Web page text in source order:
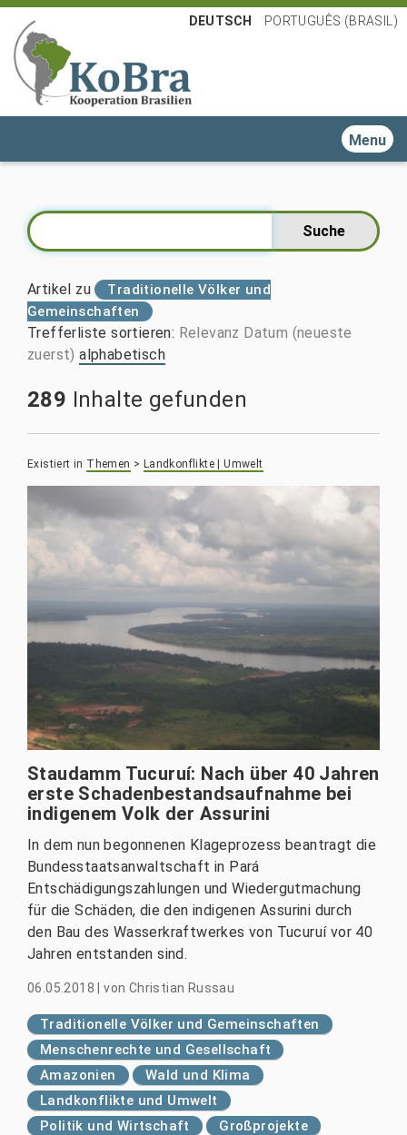
DEUTSCH PORTUGUÊS (BRASIL)
Toggle
Artikel zu
Traditionelle Völker und
Gemeinschaften
Trefferliste sortieren: Relevanz Datum (neueste
zuerst) alphabetisch
289 Inhalte gefunden
Existiert in Themen > Landkonflikte | Umwelt
Staudamm Tucuruí: Nach über 40 Jahren
erste Schadenbestandsaufnahme bei
indigenem Volk der Assurini
In dem nun begonnenen Klageprozess beantragt die
Bundesstaatsanwaltschaft in Pará
Entschädigungszahlungen und Wiedergutmachung
für die Schäden, die den indigenen Assurini durch
den Bau des Wasserkraftwerkes von Tucuruí vor 40
Jahren entstanden sind.
06.05.2018 |von Christian Russau
Traditionelle Völker und Gemeinschaften
Menschenrechte und Gesellschaft
Amazonien
Wald und Klima
Landkonflikte und Umwelt
Politik und Wirtschaft
Großprojekte